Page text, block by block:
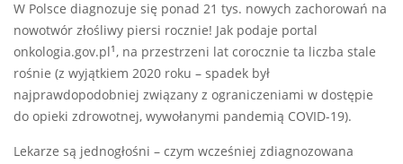
W Polsce diagnozuje się ponad 21 tys. nowych zachorowań na
nowotwór złośliwy piersi rocznie! Jak podaje portal
onkologia.gov.pl1, na przestrzeni lat corocznie ta liczba stale
rośnie (z wyjątkiem 2020 roku – spadek był
najprawdopodobniej związany z ograniczeniami w dostępie
do opieki zdrowotnej, wywołanymi pandemią COVID-19).
Lekarze są jednogłośni – czym wcześniej zdiagnozowana